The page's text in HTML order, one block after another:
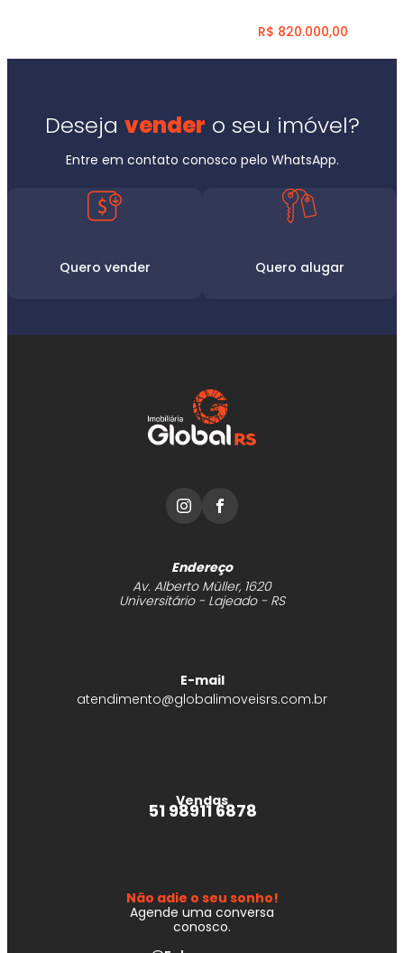
R$ 820.000,00
Deseja vender o seu imóvel?
Entre em contato conosco pelo WhatsApp.
Quero vender Quero alugar
Endereço
Av. Alberto Müller, 1620
Universitário - Lajeado - RS
E-mail
atendimento@globalimoveisrs.com.br
Vendas
51 98911 6878
Não adie o seu sonho!
Agende uma conversa
conosco.